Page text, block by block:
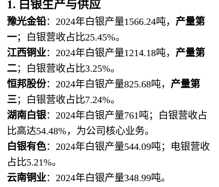
1. 白银生产与供应
豫光金铅：2024年白银产量1566.24吨， 产量第
一；白银营收占比25.45%。
江西铜业：2024年白银产量1214.18吨， 产量第
二；白银营收占比3.25%。
恒邦股份：2024年白银产量825.68吨， 产量第
三；白银营收占比7.24%。
湖南白银：2024年白银产量761吨；白银营收占
比高达54.48%，为公司核心业务。
白银有色：2024年白银产量544.09吨；电银营收
占比5.21%。
云南铜业：2024年白银产量348.99吨。